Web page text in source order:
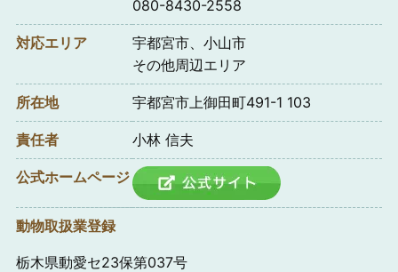
080-8430-2558
対応エリア
宇都宮市、小山市
その他周辺エリア
所在地 宇都宮市上御田町491-1 103
責任者 小林 信夫
公式ホームページ
動物取扱業登録
栃木県動愛セ23保第037号